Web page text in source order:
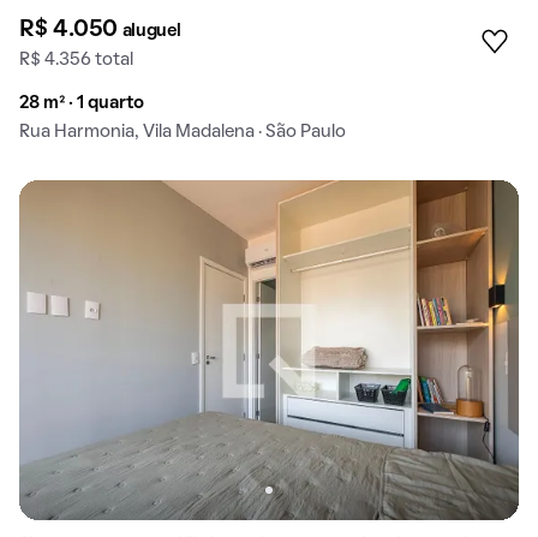
R$ 4.050 aluguel
R$ 4.356 total
28 m² · 1 quarto
Rua Harmonia, Vila Madalena · São Paulo